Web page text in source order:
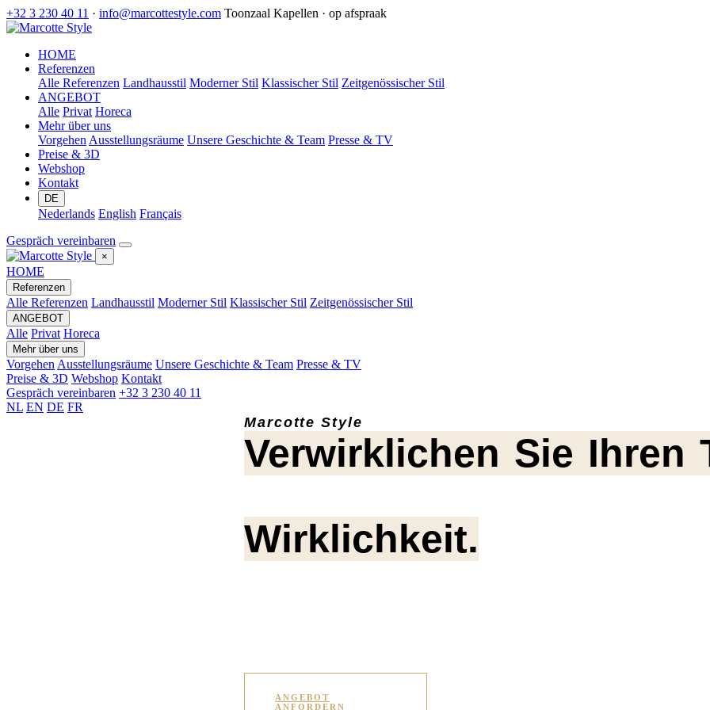
+32 3 230 40 11 · info@marcottestyle.com Toonzaal Kapellen · op afspraak
HOME
Referenzen
Alle Referenzen Landhausstil Moderner Stil Klassischer Stil Zeitgenössischer Stil
ANGEBOT
Alle Privat Horeca
Mehr über uns
Vorgehen Ausstellungsräume Unsere Geschichte & Team Presse & TV
Preise & 3D
Webshop
Kontakt
DE
Nederlands English Français
Gespräch vereinbaren
×
HOME
Referenzen
Alle Referenzen Landhausstil Moderner Stil Klassischer Stil Zeitgenössischer Stil
ANGEBOT
Alle Privat Horeca
Mehr über uns
Vorgehen Ausstellungsräume Unsere Geschichte & Team Presse & TV
Preise & 3D Webshop Kontakt
Gespräch vereinbaren +32 3 230 40 11
NL EN DE FR
Marcotte Style
Verwirklichen Sie Ihren
Wirklichkeit.
ANGEBOT
ANFORDERN